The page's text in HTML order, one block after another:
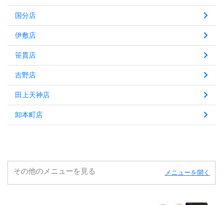
国分店
伊敷店
笹貫店
吉野店
田上天神店
卸本町店
その他のメニューを見る メニューを開く